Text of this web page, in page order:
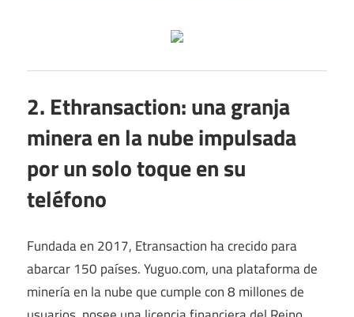
2. Ethransaction: una granja
minera en la nube impulsada
por un solo toque en su
teléfono
Fundada en 2017, Etransaction ha crecido para
abarcar 150 países. Yuguo.com, una plataforma de
minería en la nube que cumple con 8 millones de